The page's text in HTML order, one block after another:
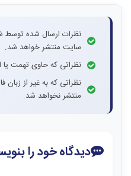
نظرات ارسال شده توسط
سایت منتشر خواهد شد.
نظراتی که حاوی تهمت یا
نظراتی که به غیر از زبان
منتشر نخواهد شد.
دیدگاه خود را